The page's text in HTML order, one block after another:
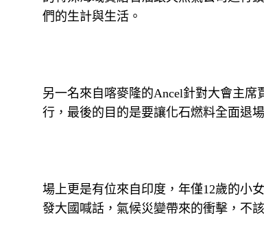
們的生計與生活。
另一名來自喀麥隆的Ancel針對大會主
行，最後的目的是要讓化石燃料全面退場
場上更是有位來自印度，年僅12歲的小
發大國喊話，氣候災變帶來的衝擊，不